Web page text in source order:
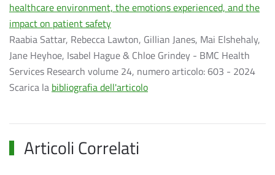
healthcare environment, the emotions experienced, and the
impact on patient safety
Raabia Sattar, Rebecca Lawton, Gillian Janes, Mai Elshehaly,
Jane Heyhoe, Isabel Hague & Chloe Grindey - BMC Health
Services Research volume 24, numero articolo: 603 - 2024
Scarica la bibliografia dell'articolo
Articoli Correlati